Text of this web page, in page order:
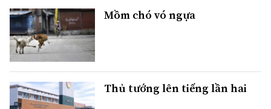
Mồm chó vó ngựa
Thủ tướng lên tiếng lần hai